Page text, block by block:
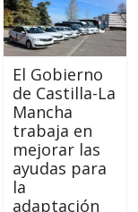
El Gobierno
de Castilla-La
Mancha
trabaja en
mejorar las
ayudas para
la
adaptación